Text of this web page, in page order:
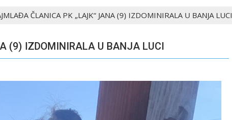
ČLANICA PK „LAJK“ JANA (9) IZDOMINIRALA U BANJA LUCI
(9) IZDOMINIRALA U BANJA LUCI